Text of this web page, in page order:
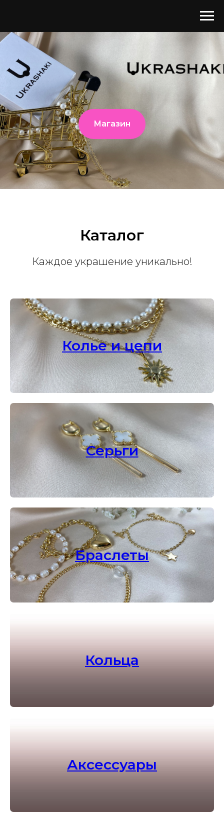
Магазин
Каталог
Каждое украшение уникально!
Колье и цепи
Серьги
Браслеты
Кольца
Аксессуары